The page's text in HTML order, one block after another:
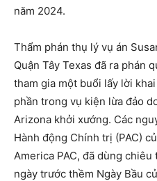
năm 2024.
Thẩm phán thụ lý vụ án
Quận Tây Texas đã ra phán
tham gia một buổi lấy lời
phần trong vụ kiện lừa đảo
Arizona khởi xướng. Các
Hành động Chính trị (PAC)
America PAC, đã dùng
ngày trước thềm Ngày Bầu